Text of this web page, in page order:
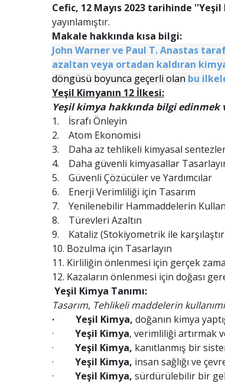
Cefic, 12 Mayıs 2023 tarihinde
yayınlamıştır.
Makale hakkında kısa bilgi:
John Warner ve Paul T. Anastas
azaltan veya ortadan kaldıran
döngüsü boyunca geçerli olan bu
Yeşil Kimyanın 12 İlkesi:
Yeşil kimya hakkında bilgi
1. İsrafı Önleyin
2. Atom Ekonomisi
3. Daha az tehlikeli kimyasal
4. Daha güvenli kimyasallar
5. Güvenli Çözücüler ve Yardımcılar
6. Enerji Verimliliği için Tasarım
7. Yenilenebilir Hammaddelerin
8. Türevleri Azaltın
9. Kataliz (Stokiyometrik ile
10. Bozulma için Tasarlayın
11. Kirliliğin önlenmesi için gerçek
12. Kazaların önlenmesi için doğası
Yeşil Kimya Tanımı:
Tasarım, Tehlikeli maddelerin
· Yeşil Kimya, doğanın kimya
· Yeşil Kimya, verimliliği artırmak
· Yeşil Kimya, kanıtlanmış bir
· Yeşil Kimya, insan sağlığı ve
· Yeşil Kimya, sürdürülebilir bir